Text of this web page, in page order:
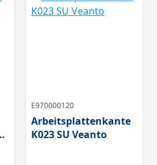
E970000120
Arbeitsplattenkante
K023 SU Veanto